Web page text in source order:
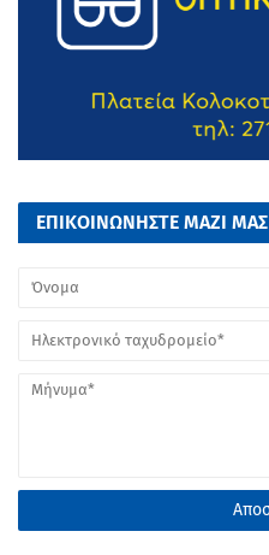
ΕΠΙΚΟΙΝΩΝΗΣΤΕ ΜΑΖΙ ΜΑΣ